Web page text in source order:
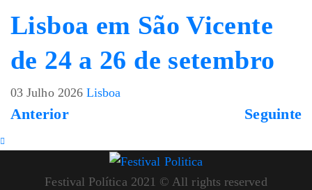
Lisboa em São Vicente
de 24 a 26 de setembro
03 Julho 2026 Lisboa
Anterior Seguinte
Festival Política 2021 © All rights reserved